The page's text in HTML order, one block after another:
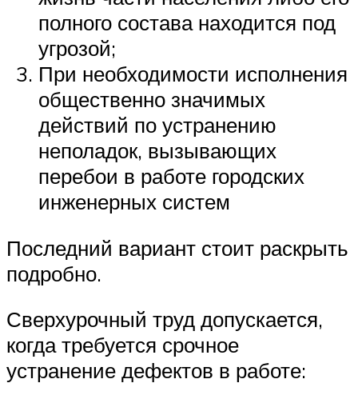
полного состава находится под
угрозой;
При необходимости исполнения
общественно значимых
действий по устранению
неполадок, вызывающих
перебои в работе городских
инженерных систем
Последний вариант стоит раскрыть
подробно.
Сверхурочный труд допускается,
когда требуется срочное
устранение дефектов в работе: